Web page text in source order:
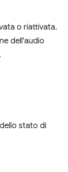
o riattivata.
dell'audio
stato di